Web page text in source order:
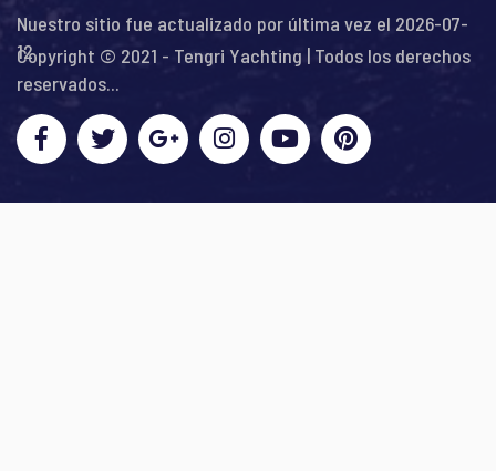
Nuestro sitio fue actualizado por última vez el 2026-07-
12
Copyright © 2021 - Tengri Yachting | Todos los derechos
reservados...